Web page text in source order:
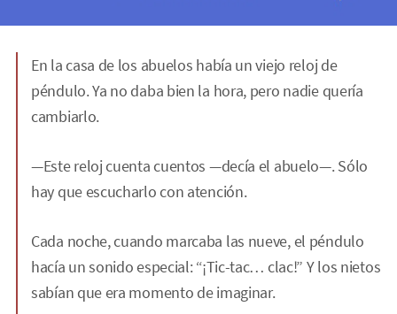
En la casa de los abuelos había un viejo reloj de
péndulo. Ya no daba bien la hora, pero nadie quería
cambiarlo.
—Este reloj cuenta cuentos —decía el abuelo—. Sólo
hay que escucharlo con atención.
Cada noche, cuando marcaba las nueve, el péndulo
hacía un sonido especial: “¡Tic-tac… clac!” Y los nietos
sabían que era momento de imaginar.